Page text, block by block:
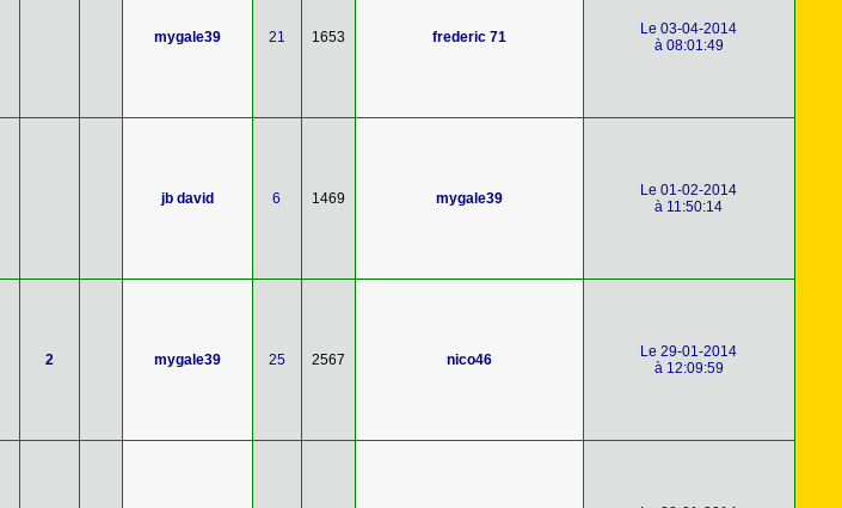
mygale39 21 1653 frederic 71
Le 03-04-2014
à 08:01:49
jb david 6 1469 mygale39
Le 01-02-2014
à 11:50:14
2 mygale39 25 2567 nico46
Le 29-01-2014
à 12:09:59